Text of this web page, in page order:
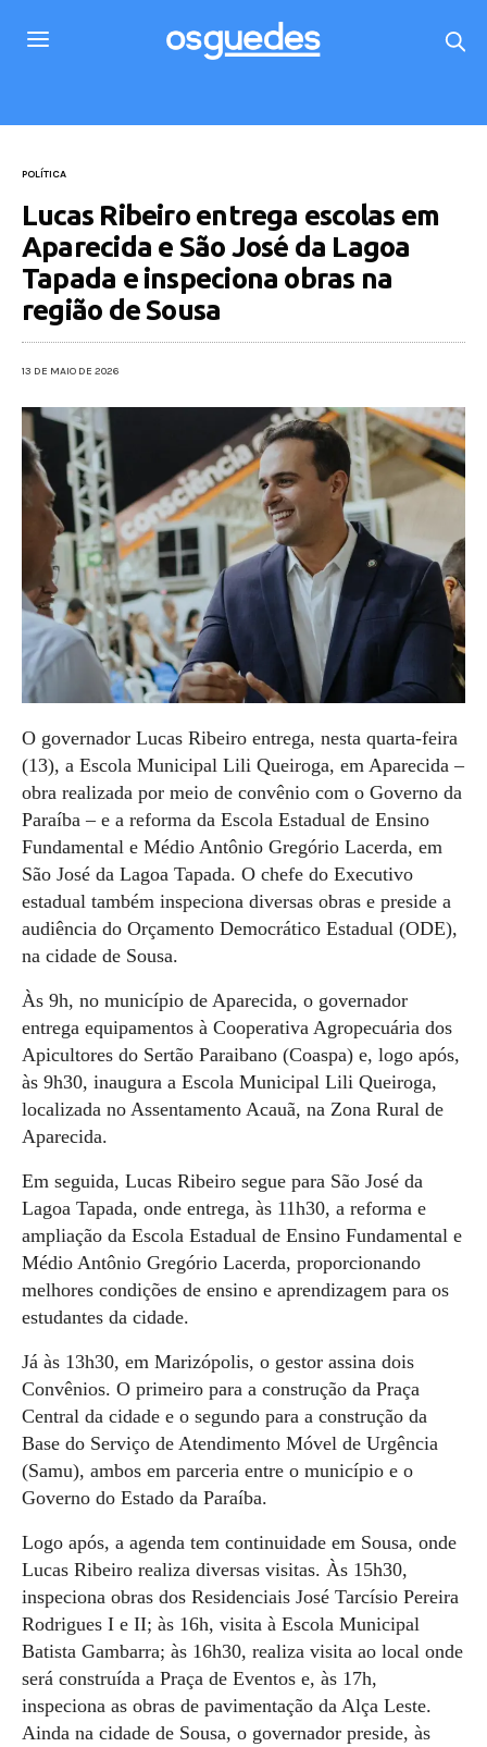
POLÍTICA
Lucas Ribeiro entrega escolas em
Aparecida e São José da Lagoa
Tapada e inspeciona obras na
região de Sousa
13 DE MAIO DE 2026
O governador Lucas Ribeiro entrega, nesta quarta-feira
(13), a Escola Municipal Lili Queiroga, em Aparecida –
obra realizada por meio de convênio com o Governo da
Paraíba – e a reforma da Escola Estadual de Ensino
Fundamental e Médio Antônio Gregório Lacerda, em
São José da Lagoa Tapada. O chefe do Executivo
estadual também inspeciona diversas obras e preside a
audiência do Orçamento Democrático Estadual (ODE),
na cidade de Sousa.
Às 9h, no município de Aparecida, o governador
entrega equipamentos à Cooperativa Agropecuária dos
Apicultores do Sertão Paraibano (Coaspa) e, logo após,
às 9h30, inaugura a Escola Municipal Lili Queiroga,
localizada no Assentamento Acauã, na Zona Rural de
Aparecida.
Em seguida, Lucas Ribeiro segue para São José da
Lagoa Tapada, onde entrega, às 11h30, a reforma e
ampliação da Escola Estadual de Ensino Fundamental e
Médio Antônio Gregório Lacerda, proporcionando
melhores condições de ensino e aprendizagem para os
estudantes da cidade.
Já às 13h30, em Marizópolis, o gestor assina dois
Convênios. O primeiro para a construção da Praça
Central da cidade e o segundo para a construção da
Base do Serviço de Atendimento Móvel de Urgência
(Samu), ambos em parceria entre o município e o
Governo do Estado da Paraíba.
Logo após, a agenda tem continuidade em Sousa, onde
Lucas Ribeiro realiza diversas visitas. Às 15h30,
inspeciona obras dos Residenciais José Tarcísio Pereira
Rodrigues I e II; às 16h, visita à Escola Municipal
Batista Gambarra; às 16h30, realiza visita ao local onde
será construída a Praça de Eventos e, às 17h,
inspeciona as obras de pavimentação da Alça Leste.
Ainda na cidade de Sousa, o governador preside, às